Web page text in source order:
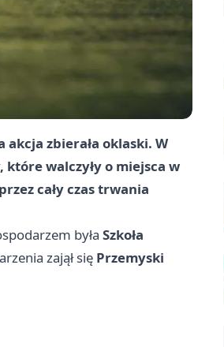
akcja zbierała oklaski. W
walczyły o miejsca w
cały czas trwania
była Szkoła
zajął się Przemyski